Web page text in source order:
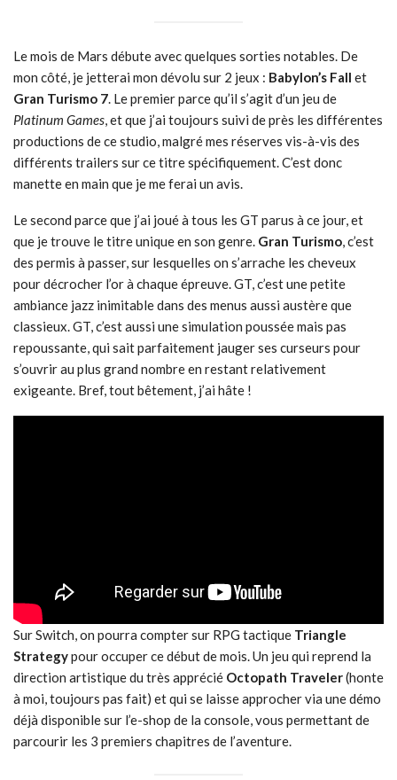
Le mois de Mars débute avec quelques sorties notables. De
mon côté, je jetterai mon dévolu sur 2 jeux : Babylon’s Fall et
Gran Turismo 7. Le premier parce qu’il s’agit d’un jeu de
Platinum Games, et que j’ai toujours suivi de près les différentes
productions de ce studio, malgré mes réserves vis-à-vis des
différents trailers sur ce titre spécifiquement. C’est donc
manette en main que je me ferai un avis.
Le second parce que j’ai joué à tous les GT parus à ce jour, et
que je trouve le titre unique en son genre. Gran Turismo, c’est
des permis à passer, sur lesquelles on s’arrache les cheveux
pour décrocher l’or à chaque épreuve. GT, c’est une petite
ambiance jazz inimitable dans des menus aussi austère que
classieux. GT, c’est aussi une simulation poussée mais pas
repoussante, qui sait parfaitement jauger ses curseurs pour
s’ouvrir au plus grand nombre en restant relativement
exigeante. Bref, tout bêtement, j’ai hâte !
Sur Switch, on pourra compter sur RPG tactique Triangle
Strategypour occuper ce début de mois. Un jeu qui reprend la
direction artistique du très apprécié Octopath Traveler(honte
à moi, toujours pas fait) et qui se laisse approcher via une démo
déjà disponible sur l’e-shop de la console, vous permettant de
parcourir les 3 premiers chapitres de l’aventure.